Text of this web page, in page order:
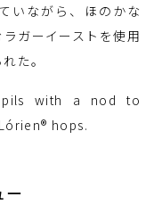
いながら、ほのかな
ガーイーストを使用
た。
pils with a nod to
hops.
ー